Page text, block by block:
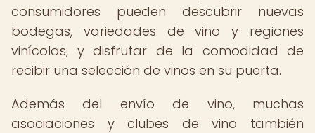
consumidores pueden descubrir nuevas
bodegas, variedades de vino y regiones
vinícolas, y disfrutar de la comodidad de
recibir una selección de vinos en su puerta.
Además del envío de vino, muchas
asociaciones y clubes de vino también